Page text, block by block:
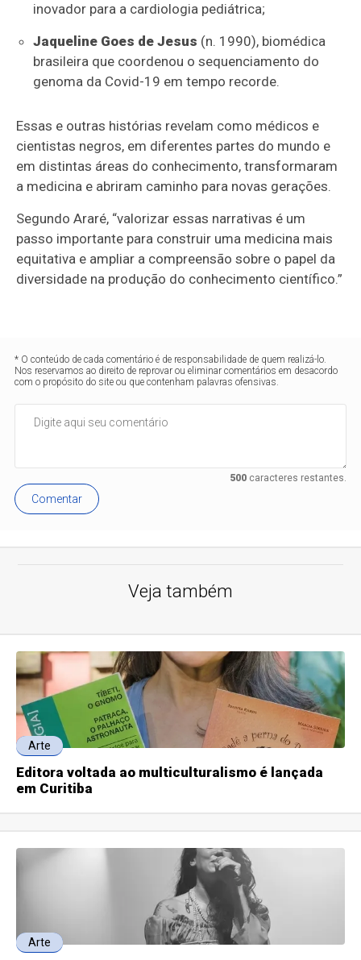
inovador para a cardiologia pediátrica;
Jaqueline Goes de Jesus (n. 1990), biomédica
brasileira que coordenou o sequenciamento do
genoma da Covid-19 em tempo recorde.
Essas e outras histórias revelam como médicos e
cientistas negros, em diferentes partes do mundo e
em distintas áreas do conhecimento, transformaram
a medicina e abriram caminho para novas gerações.
Segundo Araré, “valorizar essas narrativas é um
passo importante para construir uma medicina mais
equitativa e ampliar a compreensão sobre o papel da
diversidade na produção do conhecimento científico.”
* O conteúdo de cada comentário é de responsabilidade de quem realizá-lo.
Nos reservamos ao direito de reprovar ou eliminar comentários em desacordo
com o propósito do site ou que contenham palavras ofensivas.
500caracteres restantes.
Comentar
Veja também
Arte
Editora voltada ao multiculturalismo é lançada
em Curitiba
Arte